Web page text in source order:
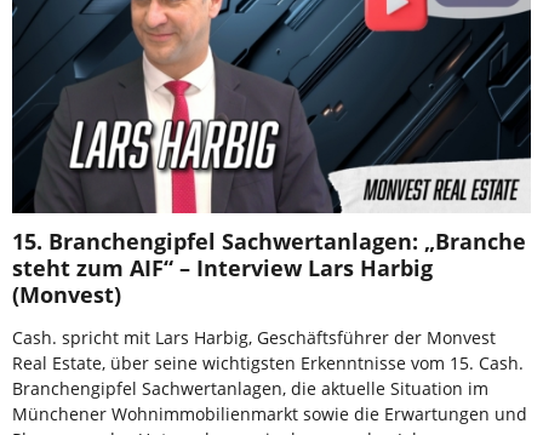
15. Branchengipfel Sachwertanlagen: „Branche
steht zum AIF“ – Interview Lars Harbig
(Monvest)
Cash. spricht mit Lars Harbig, Geschäftsführer der Monvest
Real Estate, über seine wichtigsten Erkenntnisse vom 15. Cash.
Branchengipfel Sachwertanlagen, die aktuelle Situation im
Münchener Wohnimmobilienmarkt sowie die Erwartungen und